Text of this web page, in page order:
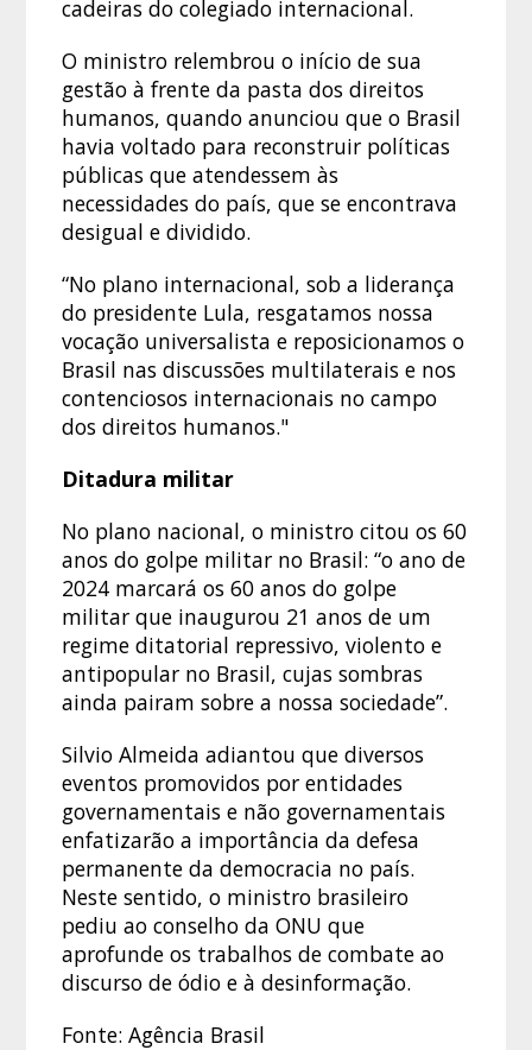
cadeiras do colegiado internacional.
O ministro relembrou o início de sua
gestão à frente da pasta dos direitos
humanos, quando anunciou que o Brasil
havia voltado para reconstruir políticas
públicas que atendessem às
necessidades do país, que se encontrava
desigual e dividido.
“No plano internacional, sob a liderança
do presidente Lula, resgatamos nossa
vocação universalista e reposicionamos o
Brasil nas discussões multilaterais e nos
contenciosos internacionais no campo
dos direitos humanos."
Ditadura militar
No plano nacional, o ministro citou os 60
anos do golpe militar no Brasil: “o ano de
2024 marcará os 60 anos do golpe
militar que inaugurou 21 anos de um
regime ditatorial repressivo, violento e
antipopular no Brasil, cujas sombras
ainda pairam sobre a nossa sociedade”.
Silvio Almeida adiantou que diversos
eventos promovidos por entidades
governamentais e não governamentais
enfatizarão a importância da defesa
permanente da democracia no país.
Neste sentido, o ministro brasileiro
pediu ao conselho da ONU que
aprofunde os trabalhos de combate ao
discurso de ódio e à desinformação.
Fonte: Agência Brasil